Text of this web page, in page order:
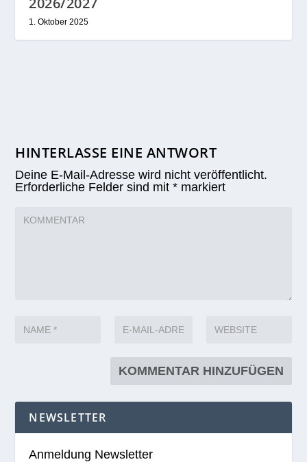
1. Oktober 2025
HINTERLASSE EINE ANTWORT
Deine E-Mail-Adresse wird nicht veröffentlicht.
Erforderliche Felder sind mit* markiert
NEWSLETTER
Anmeldung Newsletter